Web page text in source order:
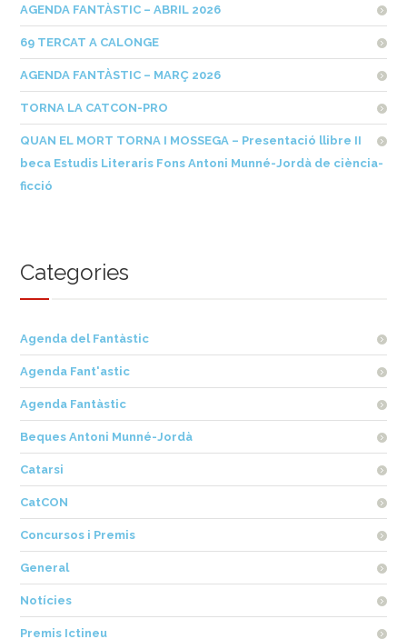
AGENDA FANTÀSTIC – ABRIL 2026
69 TERCAT A CALONGE
AGENDA FANTÀSTIC – MARÇ 2026
TORNA LA CATCON-PRO
QUAN EL MORT TORNA I MOSSEGA – Presentació llibre II
beca Estudis Literaris Fons Antoni Munné-Jordà de ciència-
ficció
Categories
Agenda del Fantàstic
Agenda Fant'astic
Agenda Fantàstic
Beques Antoni Munné-Jordà
Catarsi
CatCON
Concursos i Premis
General
Notícies
Premis Ictineu